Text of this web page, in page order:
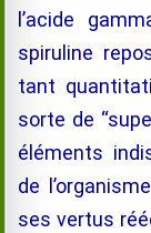
l’acide
spiruline
tant
sorte de
éléments
de
ses vertus